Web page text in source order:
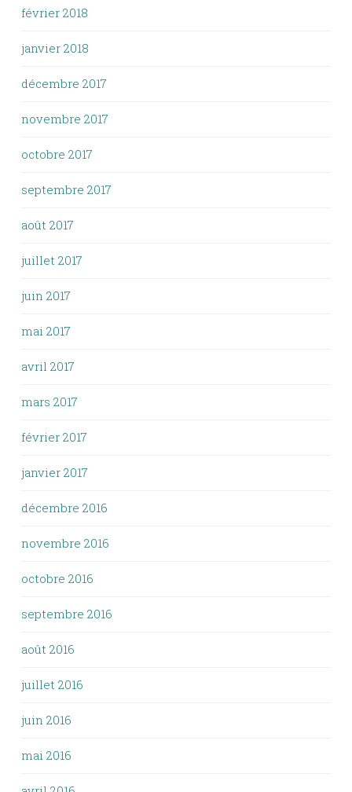
février 2018
janvier 2018
décembre 2017
novembre 2017
octobre 2017
septembre 2017
août 2017
juillet 2017
juin 2017
mai 2017
avril 2017
mars 2017
février 2017
janvier 2017
décembre 2016
novembre 2016
octobre 2016
septembre 2016
août 2016
juillet 2016
juin 2016
mai 2016